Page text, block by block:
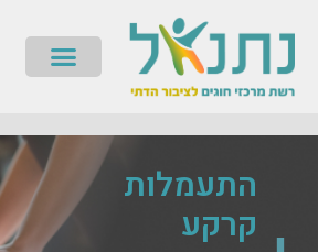
תפריט
התעמלות
קרקע